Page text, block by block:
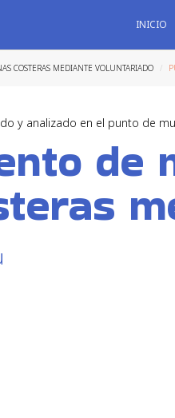
INICIO
COSTERAS MEDIANTE VOLUNTARIADO
y analizado en el punto de
de